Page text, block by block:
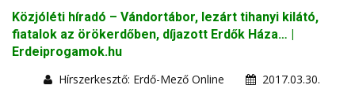
Közjóléti híradó – Vándortábor, lezárt tihanyi kilátó,
fiatalok az örökerdőben, díjazott Erdők Háza… |
Erdeiprogamok.hu
Hírszerkesztő: Erdő-Mező Online
2017.03.30.